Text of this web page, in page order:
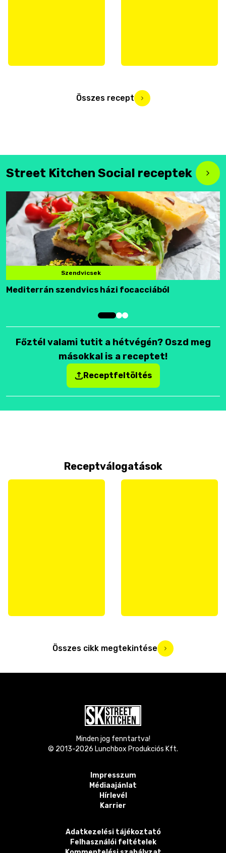
Összes recept
Street Kitchen Social receptek
Szendvicsek
Mediterrán szendvics házi focacciából
Főztél valami tutit a hétvégén? Oszd meg
másokkal is a receptet!
Receptfeltöltés
Receptválogatások
Összes cikk megtekintése
Minden jog fenntartva!
© 2013-2026 Lunchbox Produkciós Kft.
Impresszum
Médiaajánlat
Hírlevél
Karrier
Adatkezelési tájékoztató
Felhasználói feltételek